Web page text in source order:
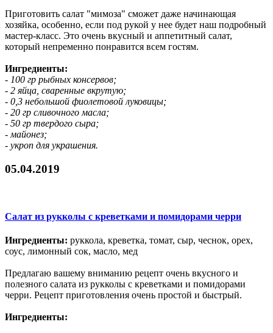
Приготовить салат "мимоза" сможет даже начинающая
хозяйка, особенно, если под рукой у нее будет наш подробный
мастер-класс. Это очень вкусный и аппетитный салат,
который непременно понравится всем гостям.
Ингредиенты:
- 100 гр рыбных консервов;
- 2 яйца, сваренные вкрутую;
- 0,3 небольшой фиолетовой луковицы;
- 20 гр сливочного масла;
- 50 гр твердого сыра;
- майонез;
- укроп для украшения.
05.04.2019
Салат из рукколы с креветками и помидорами черри
Ингредиенты: руккола, креветка, томат, сыр, чеснок, орех,
соус, лимонный сок, масло, мед
Предлагаю вашему вниманию рецепт очень вкусного и
полезного салата из рукколы с креветками и помидорами
черри. Рецепт приготовления очень простой и быстрый.
Ингредиенты: